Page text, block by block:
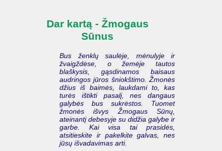
Dar kartą - Žmogaus
Sūnus
Bus ženklų saulėje, mėnulyje ir
žvaigždėse, o žemėje tautos
blaškysis, gąsdinamos baisaus
audringos jūros šniokštimo. Žmonės
džius iš baimės, laukdami to, kas
turės ištikti pasalį, nes dangaus
galybės bus sukrėstos. Tuomet
žmonės išvys Žmogaus Sūnų,
ateinantį debesyje su didžia galybe ir
garbe. Kai visa tai prasidės,
atsitieskite ir pakelkite galvas, nes
jūsų išvadavimas arti.